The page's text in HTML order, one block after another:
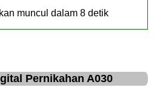
muncul dalam 8 detik
Pernikahan A030